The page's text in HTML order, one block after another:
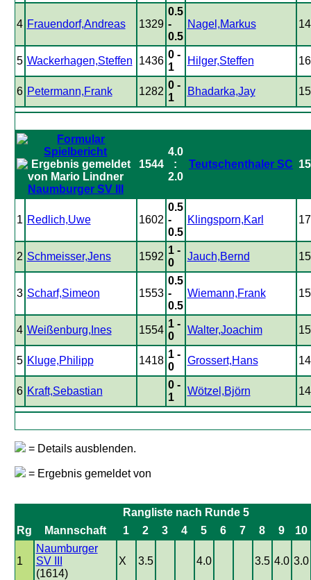
4 Frauendorf,Andreas 1329
0.5
-
0.5
Nagel,Markus
5 Wackerhagen,Steffen 1436
0 -
1
Hilger,Steffen
6 Petermann,Frank 1282
0 -
1
Bhadarka,Jay
Naumburger SV III
1544
4.0
:
2.0
Teutschenthaler SC
1 Redlich,Uwe 1602
0.5
-
0.5
Klingsporn,Karl
2 Schmeisser,Jens 1592
1 -
0
Jauch,Bernd
3 Scharf,Simeon 1553
0.5
-
0.5
Wiemann,Frank
4 Weißenburg,Ines 1554
1 -
0
Walter,Joachim
5 Kluge,Philipp 1418
1 -
0
Grossert,Hans
6 Kraft,Sebastian
0 -
1
Wötzel,Björn
= Details ausblenden.
= Ergebnis gemeldet von
Rangliste nach Runde 5
Rg
Mannschaft 1 2 3 4 5 6 7 8 9 10
1
Naumburger
SV III
(1614)
X 3.5 4.0 3.5 4.0 3.0